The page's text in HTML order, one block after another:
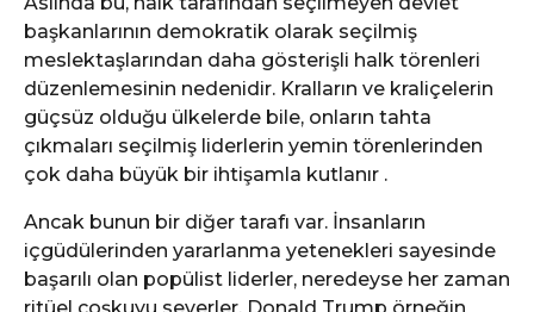
başkanlarının demokratik olarak seçilmiş
meslektaşlarından daha gösterişli halk törenleri
düzenlemesinin nedenidir. Kralların ve kraliçelerin
güçsüz olduğu ülkelerde bile, onların tahta
çıkmaları seçilmiş liderlerin yemin törenlerinden
çok daha büyük bir ihtişamla kutlanır .
Ancak bunun bir diğer tarafı var. İnsanların
içgüdülerinden yararlanma yetenekleri sayesinde
başarılı olan popülist liderler, neredeyse her zaman